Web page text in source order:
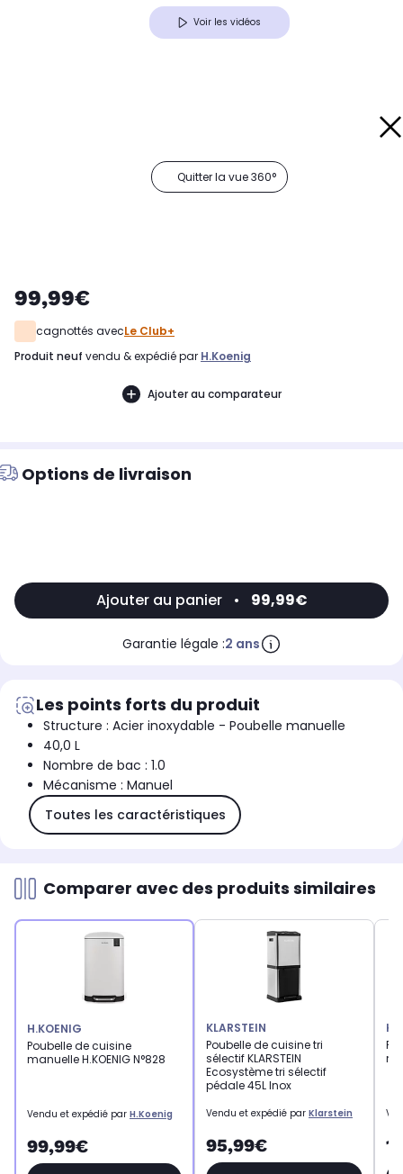
Voir les vidéos
Quitter la vue 360°
99,99€
cagnottés avecLe Club+
produit neuf vendu & expédié par H.koenig
Ajouter au comparateur
Options de livraison
Ajouter au panier • 99,99€
Garantie légale :2 ans
Les points forts du produit
Structure : Acier inoxydable - Poubelle manuelle
40,0 L
Nombre de bac : 1.0
Mécanisme : Manuel
Toutes les caractéristiques
Comparer avec des produits similaires
H.KOENIG
Poubelle de cuisine
manuelle H.KOENIG N°828
Vendu et expédié par H.Koenig
99,99€
KLARSTEIN
Poubelle de cuisine tri
sélectif KLARSTEIN
Ecosystème tri sélectif
pédale 45L Inox
Vendu et expédié par Klarstein
95,99€